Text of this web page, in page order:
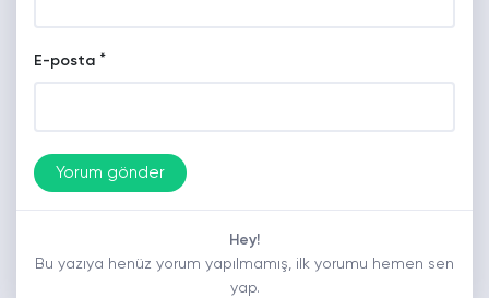
E-posta *
Hey!
Bu yazıya henüz yorum yapılmamış, ilk yorumu hemen sen
yap.